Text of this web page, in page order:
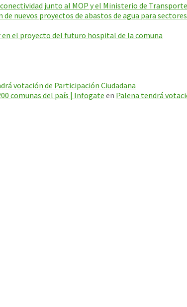
junto al MOP y el Ministerio de
nuevos proyectos de abastos de agua para
el proyecto del futuro hospital de la comuna
votación de Participación Ciudadana
comunas del país | Infogateen Palena tendrá